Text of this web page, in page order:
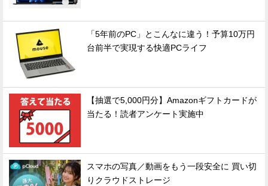
「5年前のPC」とこんなに違う！予算10万円
台前半で実現する快適PCライフ
【抽選で5,000円分】Amazonギフトカードが
当たる！読者アンケート実施中
スマホの写真／動画をもう一段安全に 買い切
りクラウドストレージ